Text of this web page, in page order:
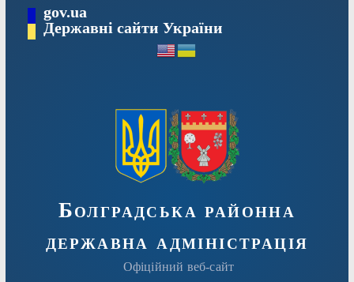
Перейтиgov.ua
Державні сайти України
Болградська районна
державна адміністрація
Офіційний веб-сайт